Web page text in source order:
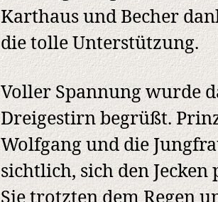
Karthaus und Becher
die tolle Unterstützung.
Voller Spannung wurde
Dreigestirn begrüßt.
Wolfgang und die
sichtlich, sich den